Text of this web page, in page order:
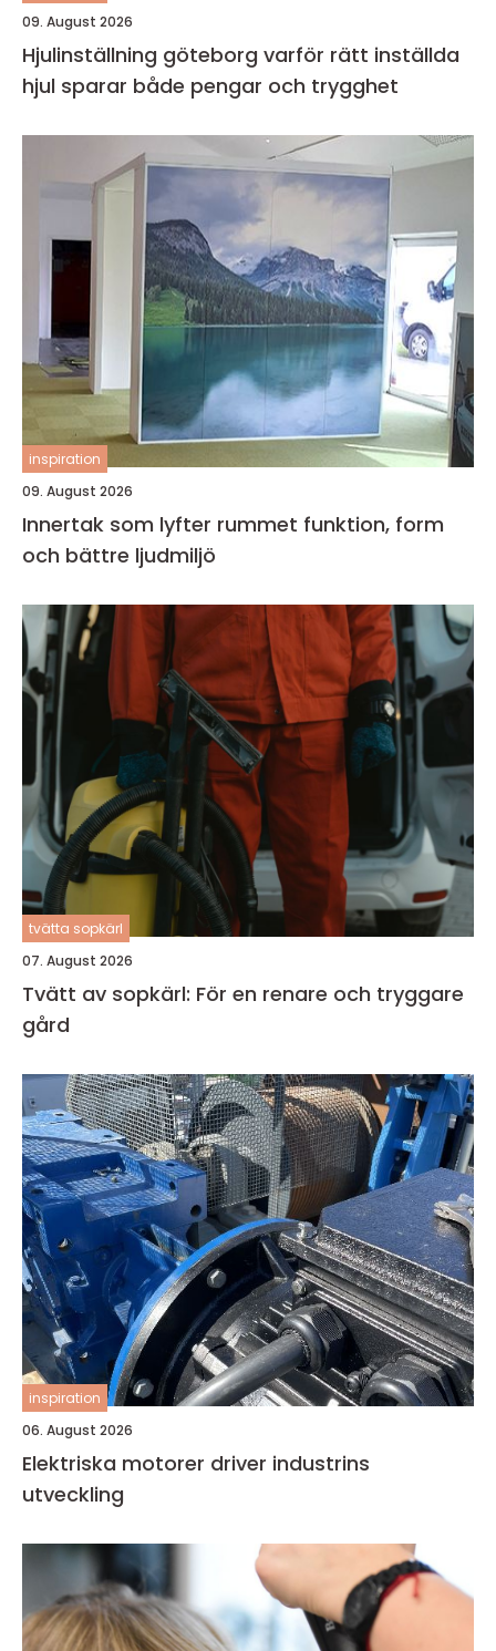
09. August 2026
Hjulinställning göteborg varför rätt inställda
hjul sparar både pengar och trygghet
inspiration
09. August 2026
Innertak som lyfter rummet funktion, form
och bättre ljudmiljö
tvätta sopkärl
07. August 2026
Tvätt av sopkärl: För en renare och tryggare
gård
inspiration
06. August 2026
Elektriska motorer driver industrins
utveckling